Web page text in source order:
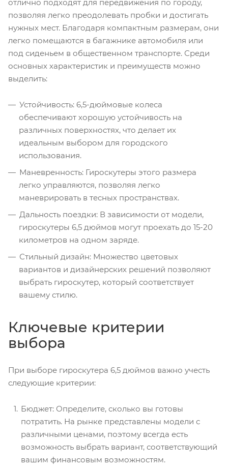
отлично подходят для передвижения по городу,
позволяя легко преодолевать пробки и достигать
нужных мест. Благодаря компактным размерам, они
легко помещаются в багажнике автомобиля или
под сиденьем в общественном транспорте. Среди
основных характеристик и преимуществ можно
выделить:
Устойчивость: 6,5-дюймовые колеса
обеспечивают хорошую устойчивость на
различных поверхностях, что делает их
идеальным выбором для городского
использования.
Маневренность: Гироскутеры этого размера
легко управляются, позволяя легко
маневрировать в тесных пространствах.
Дальность поездки: В зависимости от модели,
гироскутеры 6,5 дюймов могут проехать до 15-20
километров на одном заряде.
Стильный дизайн: Множество цветовых
вариантов и дизайнерских решений позволяют
выбрать гироскутер, который соответствует
вашему стилю.
Ключевые критерии
выбора
При выборе гироскутера 6,5 дюймов важно учесть
следующие критерии:
Бюджет: Определите, сколько вы готовы
потратить. На рынке представлены модели с
различными ценами, поэтому всегда есть
возможность выбрать вариант, соответствующий
вашим финансовым возможностям.